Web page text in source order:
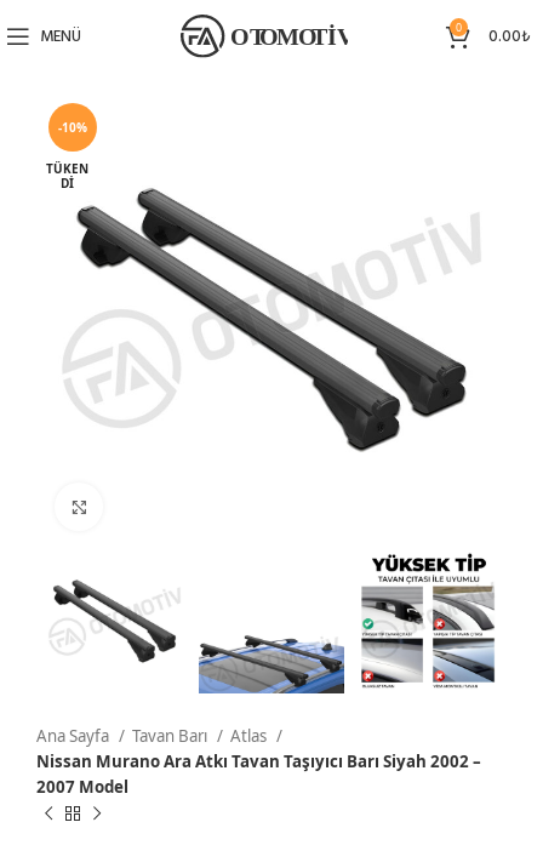
MENÜ 0 0.00₺
-10%
TÜKEN
DI
Ana Sayfa Tavan Barı
Atlas
Nissan Murano Ara Atkı Tavan Taşıyıcı Barı Siyah 2002 –
2007 Model